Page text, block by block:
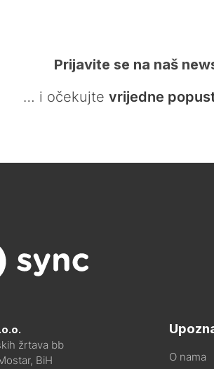
Prijavite se na naš
… i očekujte vrijedne
žrtava bb
BiH
O nama